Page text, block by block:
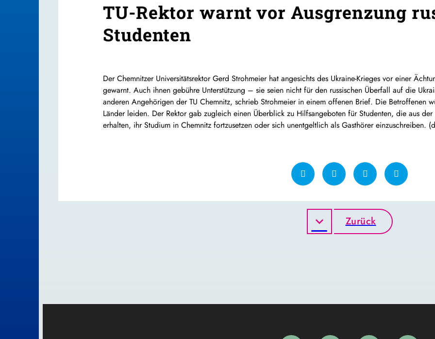
TU-Rektor warnt vor Ausgrenzung
Studenten
Der Chemnitzer Universitätsrektor Gerd Strohmeier hat angesichts des Ukraine-Krieges vor einer
gewarnt. Auch ihnen gebühre Unterstützung – sie seien nicht für den russischen Überfall auf die
anderen Angehörigen der TU Chemnitz, schrieb Strohmeier in einem offenen Brief. Die Betroffenen
Länder leiden. Der Rektor gab zugleich einen Überblick zu Hilfsangeboten für Studenten, die aus
erhalten, ihr Studium in Chemnitz fortzusetzen oder sich unentgeltlich als Gasthörer einzuschreiben.
Zurück